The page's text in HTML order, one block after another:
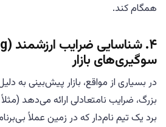
همگام کند.
سوگیری‌های بازار
در بسیاری از مواقع، بازار پیش‌بینی به
بزرگ، ضرایب نامتعادلی ارائه می‌دهد
برد یک تیم نام‌دار که در زمین عملاً